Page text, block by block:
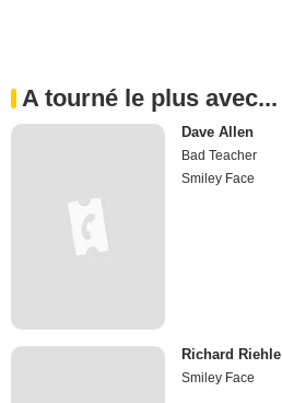
A tourné le plus avec...
Dave Allen
Bad Teacher
Smiley Face
Richard Riehle
Smiley Face